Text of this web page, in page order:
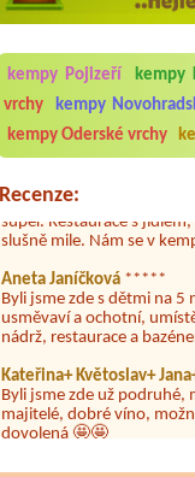
kempy Pojizeří kempy
vrchy
kempy
kempy Oderské vrchy
Recenze:
Byli jsme zde v týdnu od
utěrky, což při množství
velice zklamalo byl
jak na pouti- z každého
Jana
super. Restaurace s
Aneta Janíčková *****
Byli jsme zde s dětmi na
usměvaví a ochotní,
nádrž, restaurace a
Kateřina+ Květoslav+
Byli jsme zde už podruhé,
majitelé, dobré víno,
dovolená 🤩🤩
Parta***